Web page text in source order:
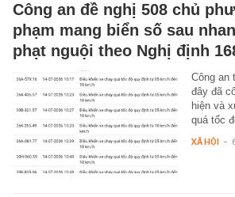
Công an đề nghị 508 chủ
phạm mang biển số sau
phạt nguội theo Nghị định
Công an
đây đã
hiện và
quá tốc
XÃ HỘI -